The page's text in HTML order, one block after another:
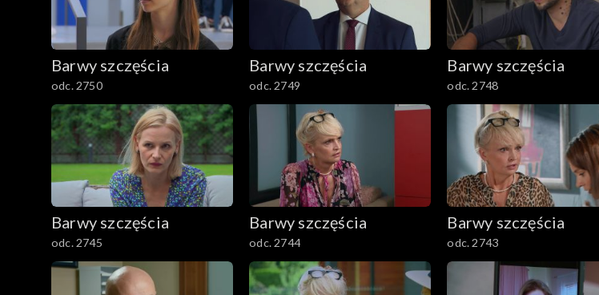
Barwy szczęścia
odc. 2750
Barwy szczęścia
odc. 2749
Barwy szczęścia
odc. 2748
Barwy szczęścia
odc. 2745
Barwy szczęścia
odc. 2744
Barwy szczęścia
odc. 2743